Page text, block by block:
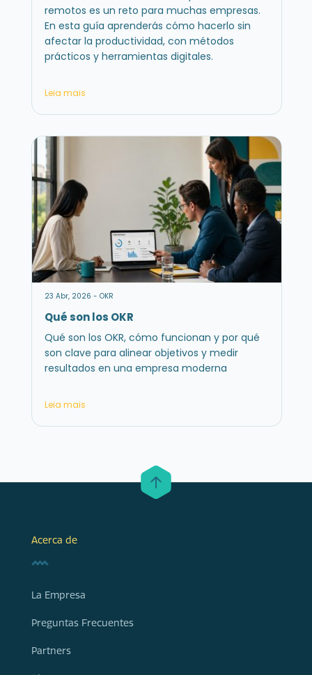
remotos es un reto para muchas empresas.
En esta guía aprenderás cómo hacerlo sin
afectar la productividad, con métodos
prácticos y herramientas digitales.
Leia mais
23 Abr, 2026 - OKR
Qué son los OKR
Qué son los OKR, cómo funcionan y por qué
son clave para alinear objetivos y medir
resultados en una empresa moderna
Leia mais
Acerca de
La Empresa
Preguntas Frecuentes
Partners